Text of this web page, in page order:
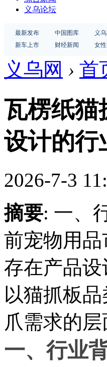
义乌论坛
最新发布 中国图库 义
新车上市
财经新闻 女
义乌网 › 首
瓦楞纸猫
设计的行
2026-7-3
摘要: 一、
前宠物用
存在产品
以猫抓板
爪需求的层
一、行业